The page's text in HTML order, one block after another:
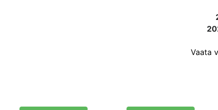
Vaata